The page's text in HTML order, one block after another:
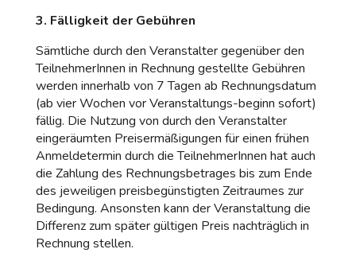
3. Fälligkeit der Gebühren
Sämtliche durch den Veranstalter gegenüber den
TeilnehmerInnen in Rechnung gestellte Gebühren
werden innerhalb von 7 Tagen ab Rechnungsdatum
(ab vier Wochen vor Veranstaltungs-beginn sofort)
fällig. Die Nutzung von durch den Veranstalter
eingeräumten Preisermäßigungen für einen frühen
Anmeldetermin durch die TeilnehmerInnen hat auch
die Zahlung des Rechnungsbetrages bis zum Ende
des jeweiligen preisbegünstigten Zeitraumes zur
Bedingung. Ansonsten kann der Veranstaltung die
Differenz zum später gültigen Preis nachträglich in
Rechnung stellen.